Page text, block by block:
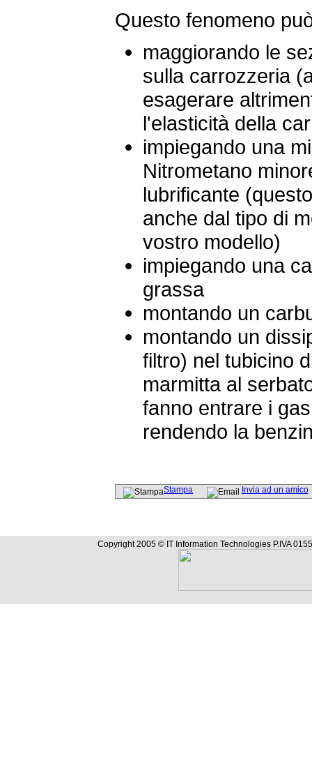
Questo fenomeno
maggiorando le
sulla carrozzeria
esagerare
l'elasticità della
impiegando una
Nitrometano
lubrificante
anche dal tipo di
vostro modello)
impiegando una
grassa
montando un
montando un
filtro) nel tubicino
marmitta al
fanno entrare i
rendendo la
Stampa Invia ad un amico
Copyright 2005 © IT Information Technologies P.IVA